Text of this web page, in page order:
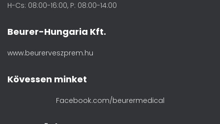
H-Cs: 08:00-16:00, P: 08:00-14:00
Beurer-Hungaria Kft.
www.beurerveszprem.hu
Kövessen minket
Facebook.com/beurermedical